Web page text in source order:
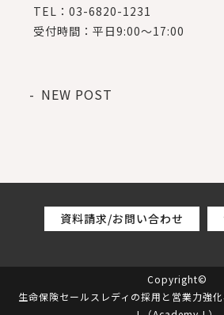
TEL：03-6820-1231
受付時間：平日9:00～17:00
NEW POST
資料請求/お問い合わせ
Copyright©
生命保険セールスレディの採用と営業力強